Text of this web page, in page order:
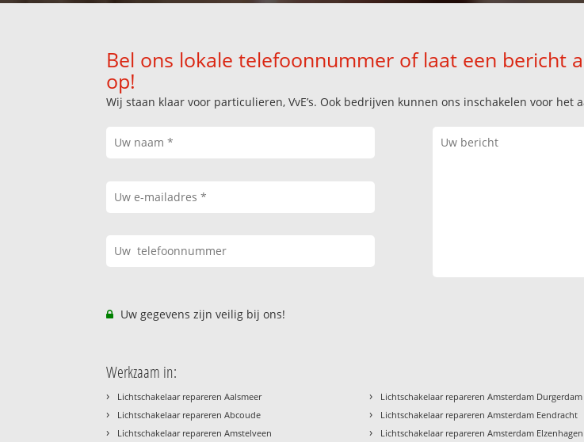
Bel ons lokale telefoonnummer of laat een bericht
op!
Wij staan klaar voor particulieren, VvE’s. Ook bedrijven kunnen ons inschakelen voor
Uw gegevens zijn veilig bij ons!
Werkzaam in:
› Lichtschakelaar repareren Aalsmeer
› Lichtschakelaar repareren Abcoude
› Lichtschakelaar repareren Amstelveen
› Lichtschakelaar repareren Amsterdam Durgerdam
› Lichtschakelaar repareren Amsterdam Eendracht
› Lichtschakelaar repareren Amsterdam Elzenhagen